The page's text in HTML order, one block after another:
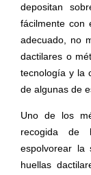
depositan
fácilmente con
adecuado, no
dactilares o
tecnología y la
de algunas de
Uno de los
recogida de
espolvorear la
huellas